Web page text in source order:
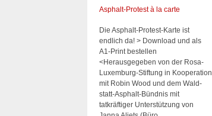
Asphalt-Protest à la carte
Die Asphalt-Protest-Karte ist
endlich da! > Download und als
A1-Print bestellen
<Herausgegeben von der Rosa-
Luxemburg-Stiftung in Kooperation
mit Robin Wood und dem Wald-
statt-Asphalt-Bündnis mit
tatkräftiger Unterstützung von